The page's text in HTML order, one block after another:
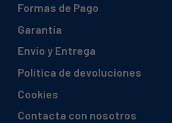
Formas de Pago
Garantía
Envío y Entrega
Política de devoluciones
Cookies
Contacta con nosotros